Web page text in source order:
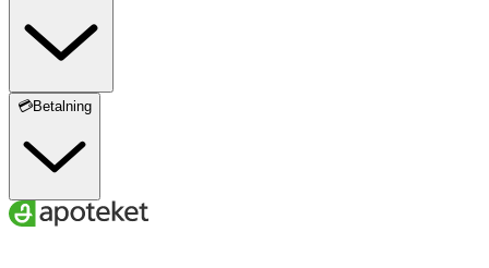
💳Betalning